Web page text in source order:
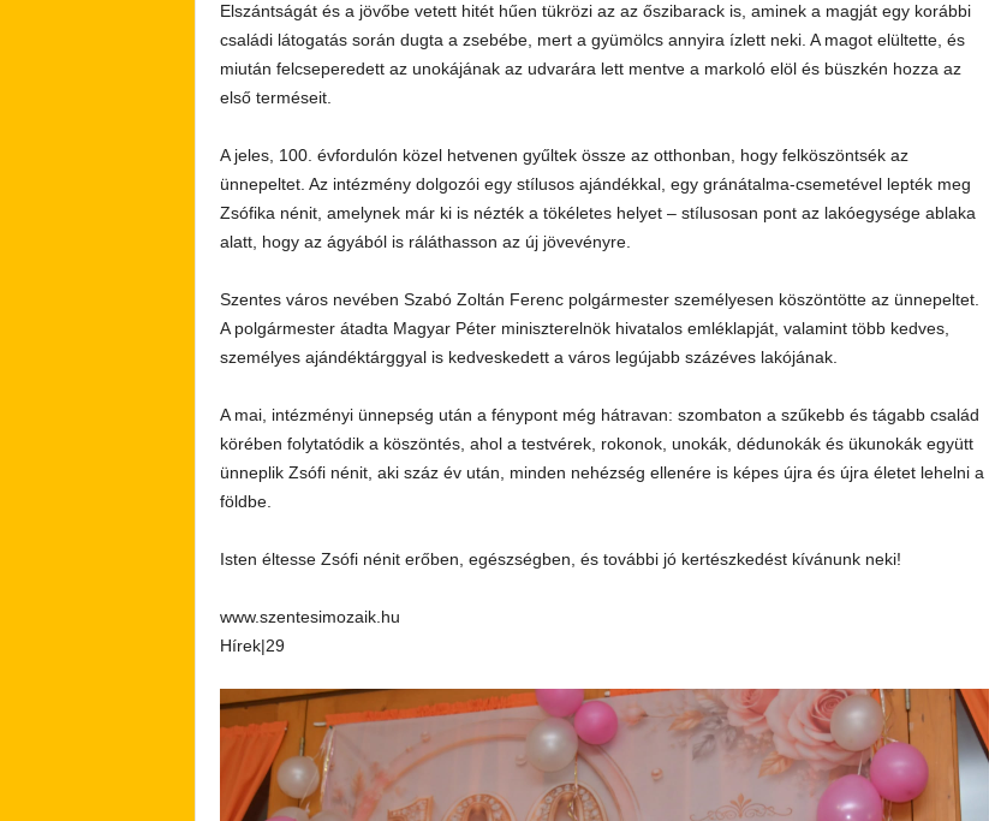
Elszántságát és a jövőbe vetett hitét hűen tükrözi az az őszibarack is, aminek a magját egy korábbi
családi látogatás során dugta a zsebébe, mert a gyümölcs annyira ízlett neki. A magot elültette, és
miután felcseperedett az unokájának az udvarára lett mentve a markoló elöl és büszkén hozza az
első terméseit.
A jeles, 100. évfordulón közel hetvenen gyűltek össze az otthonban, hogy felköszöntsék az
ünnepeltet. Az intézmény dolgozói egy stílusos ajándékkal, egy gránátalma-csemetével lepték meg
Zsófika nénit, amelynek már ki is nézték a tökéletes helyet – stílusosan pont az lakóegysége ablaka
alatt, hogy az ágyából is ráláthasson az új jövevényre.
Szentes város nevében Szabó Zoltán Ferenc polgármester személyesen köszöntötte az ünnepeltet.
A polgármester átadta Magyar Péter miniszterelnök hivatalos emléklapját, valamint több kedves,
személyes ajándéktárggyal is kedveskedett a város legújabb százéves lakójának.
A mai, intézményi ünnepség után a fénypont még hátravan: szombaton a szűkebb és tágabb család
körében folytatódik a köszöntés, ahol a testvérek, rokonok, unokák, dédunokák és ükunokák együtt
ünneplik Zsófi nénit, aki száz év után, minden nehézség ellenére is képes újra és újra életet lehelni a
földbe.
Isten éltesse Zsófi nénit erőben, egészségben, és további jó kertészkedést kívánunk neki!
www.szentesimozaik.hu
Hírek|29